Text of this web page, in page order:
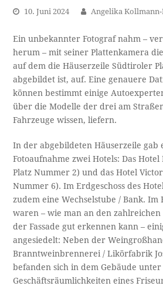
10. Juni 2024 Angelika
Ein unbekannter Fotograf nahm –
herum – mit seiner Plattenkamera
auf dem die Häuserzeile Südtiroler
abgebildet ist, auf. Eine genauere
können bestimmt einige
über die Modelle der drei am
Fahrzeuge wissen, liefern.
In der abgebildeten Häuserzeile gab
Fotoaufnahme zwei Hotels: Das
Platz Nummer 2) und das Hotel
Nummer 6). Im Erdgeschoss des
zudem eine Wechselstube / Bank. Im
waren – wie man an den
der Fassade gut erkennen kann –
angesiedelt: Neben der
Branntweinbrennerei / Likörfabrik
befanden sich in dem Gebäude
Geschäftsräumlichkeiten eines